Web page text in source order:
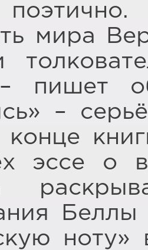
мира
– пишет
–
конце
эссе о
Беллы
ноту»